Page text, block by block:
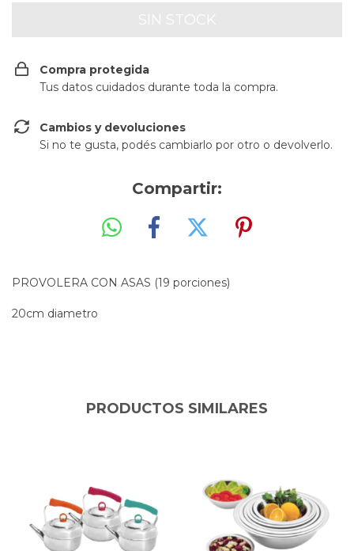
Compra protegida
Tus datos cuidados durante toda la compra.
Cambios y devoluciones
Si no te gusta, podés cambiarlo por otro o devolverlo.
Compartir:
PROVOLERA CON ASAS (19 porciones)
20cm diametro
PRODUCTOS SIMILARES